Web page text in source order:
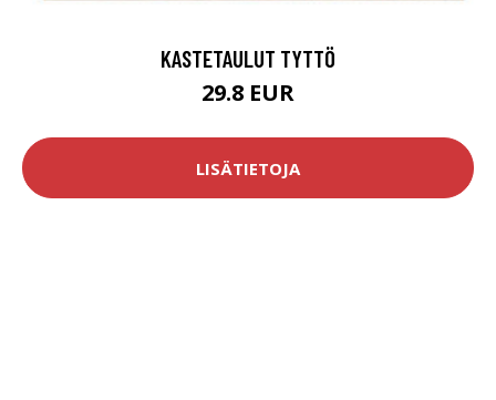
KASTETAULUT TYTTÖ
29.8 EUR
LISÄTIETOJA